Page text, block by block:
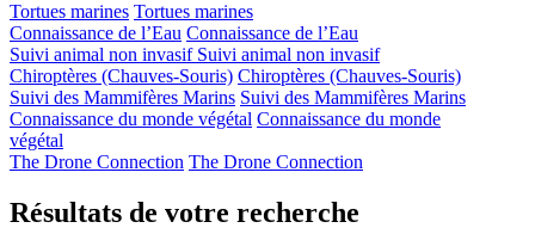
Tortues marines Tortues marines
Connaissance de l’Eau Connaissance de l’Eau
Suivi animal non invasif Suivi animal non invasif
Chiroptères (Chauves-Souris) Chiroptères (Chauves-Souris)
Suivi des Mammifères Marins Suivi des Mammifères Marins
Connaissance du monde végétal Connaissance du monde
végétal
The Drone Connection The Drone Connection
Résultats de votre recherche